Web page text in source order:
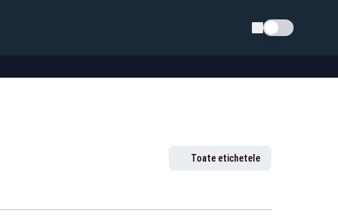
Schimba tema
Toate etichetele